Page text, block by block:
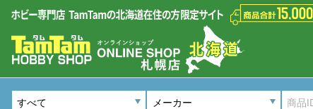
メーカー